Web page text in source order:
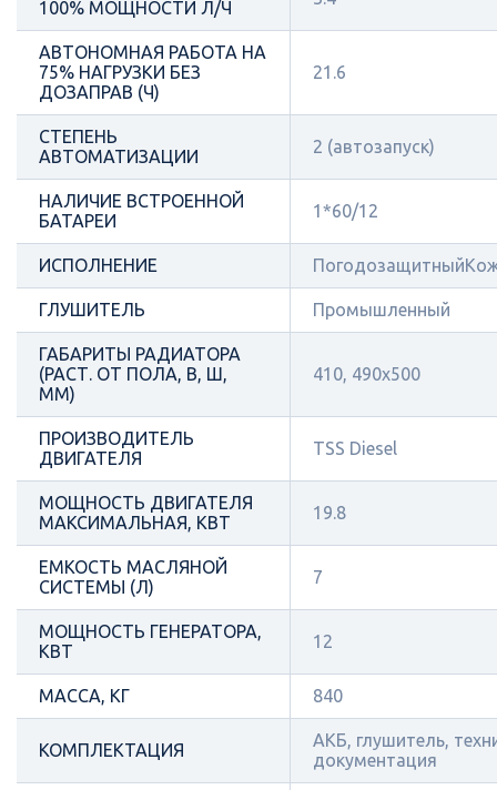
100% МОЩНОСТИ Л/Ч
АВТОНОМНАЯ РАБОТА НА
75% НАГРУЗКИ БЕЗ
ДОЗАПРАВ (Ч)
21.6
СТЕПЕНЬ
АВТОМАТИЗАЦИИ
2 (автозапуск)
НАЛИЧИЕ ВСТРОЕННОЙ
БАТАРЕИ
1*60/12
ИСПОЛНЕНИЕ
ГЛУШИТЕЛЬ Промышленный
ГАБАРИТЫ РАДИАТОРА
(РАСТ. ОТ ПОЛА, В, Ш,
ММ)
410, 490х500
ПРОИЗВОДИТЕЛЬ
ДВИГАТЕЛЯ
TSS Diesel
МОЩНОСТЬ ДВИГАТЕЛЯ
МАКСИМАЛЬНАЯ, КВТ
19.8
ЕМКОСТЬ МАСЛЯНОЙ
СИСТЕМЫ (Л)
7
МОЩНОСТЬ ГЕНЕРАТОРА,
КВТ
12
МАССА, КГ 840
КОМПЛЕКТАЦИЯ
АКБ, глушитель,
документация